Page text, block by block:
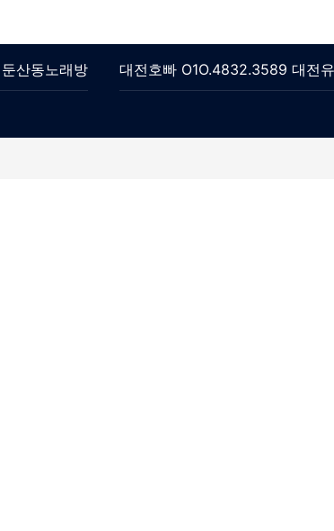
산동노래방 대전호빠 O1O.4832.3589 대전